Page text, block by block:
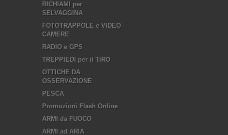
RICHIAMI per
SELVAGGINA
FOTOTRAPPOLE e VIDEO
CAMERE
RADIO e GPS
TREPPIEDI per il TIRO
OTTICHE DA
OSSERVAZIONE
PESCA
Promozioni Flash Online
ARMI da FUOCO
ARMI ad ARIA